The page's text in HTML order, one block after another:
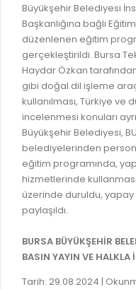
STRATEJİK PLANLAR
PERFORMANS
BÜTÇE
FAALİYET RAPORLARI
KESİN HESAPLAR
GELİR TARİFESİ
İMAR PLANI
UKOME TOPLANTILARI
BURSA GÜNLÜĞÜ
AYKOME KARARLARI
İTFAİYE RAPORU
ONLİNE KATI ATIK
İTFAİYE OLAY KAYDI
BADEM KAYIT
İHALE İLANLARI
DOĞRUDAN TEMİN
EVRAK TAKİBİ
MEZARLIK BİLGİ
GENEL EVRAK KAYIT
LOKMA DAĞITIM İZNİ
Büyükşehir Belediyesi
Başkanlığına bağlı
düzenlenen eğitim
gerçekleştirildi. Bursa
Haydar Özkan
gibi doğal dil işleme
kullanılması, Türkiye ve
incelenmesi konuları
Büyükşehir Belediyesi,
belediyelerinden
eğitim programında,
hizmetlerinde
üzerinde duruldu,
paylaşıldı.
BURSA BÜYÜKŞEHİR
BASIN YAYIN VE HALKLA
Tarih: 29.08.2024 |